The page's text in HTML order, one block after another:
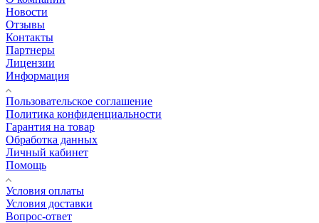
Новости
Отзывы
Контакты
Партнеры
Лицензии
Информация
Пользовательское соглашение
Политика конфиденциальности
Гарантия на товар
Обработка данных
Личный кабинет
Помощь
Условия оплаты
Условия доставки
Вопрос-ответ